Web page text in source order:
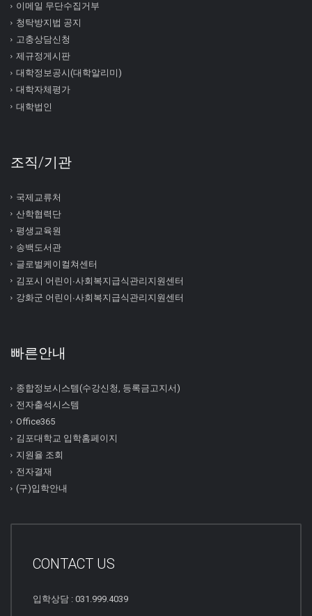
이메일 무단수집거부
청탁방지법 공지
고충상담신청
제규정게시판
대학정보공시(대학알리미)
대학자체평가
대학법인
조직/기관
국제교류처
산학협력단
평생교육원
송백도서관
글로벌케이컬쳐센터
김포시 어린이∙사회복지급식관리지원센터
강화군 어린이∙사회복지급식관리지원센터
빠른안내
종합정보시스템(수강신청, 등록금고지서)
전자출석시스템
Office365
김포대학교 입학홈페이지
지원율 조회
전자결재
(구)입학안내
CONTACT US
입학상담 : 031.999.4039